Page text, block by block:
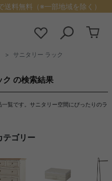
料無料（※一部地域を除く）
サニタリー ラック
ク の検索結果
覧です。サニタリー空間にぴったりのラ
テゴリー